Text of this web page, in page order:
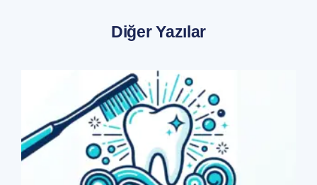
Diğer Yazılar